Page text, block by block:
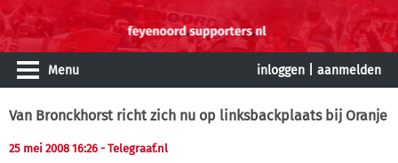
Menu inloggen aanmelden
Van Bronckhorst richt zich nu op linksbackplaats bij Oranje
25 mei 2008 16:26 - Telegraaf.nl